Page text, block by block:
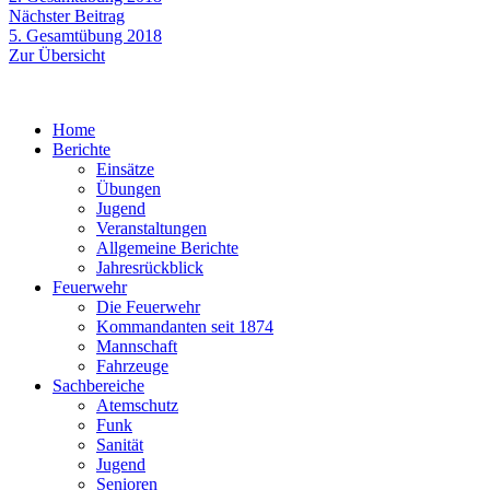
Nächster BeitragNächster
Beitrag:
5. Gesamtübung 2018
Zur Übersicht
Home
Berichte
Einsätze
Übungen
Jugend
Veranstaltungen
Allgemeine Berichte
Jahresrückblick
Feuerwehr
Die Feuerwehr
Kommandanten seit 1874
Mannschaft
Fahrzeuge
Sachbereiche
Atemschutz
Funk
Sanität
Jugend
Senioren